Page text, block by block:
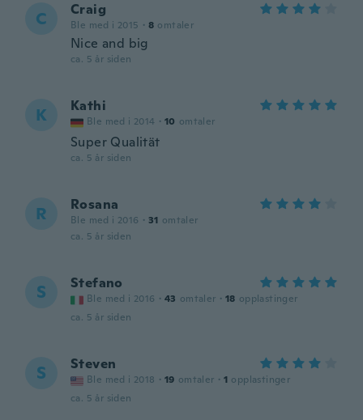
C Craig
Ble med i 2015 · 8 omtaler
Nice and big
ca. 5 år siden
K Kathi
Ble med i 2014 · 10 omtaler
Super Qualität
ca. 5 år siden
R Rosana
Ble med i 2016 · 31 omtaler
ca. 5 år siden
S Stefano
Ble med i 2016 · 43 omtaler · 18 opplastinger
ca. 5 år siden
S Steven
Ble med i 2018 · 19 omtaler · 1 opplastinger
ca. 5 år siden